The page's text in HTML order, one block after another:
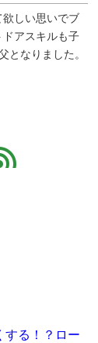
しい思いでブ
ドアスキルも子
となりました。
する！？ロー